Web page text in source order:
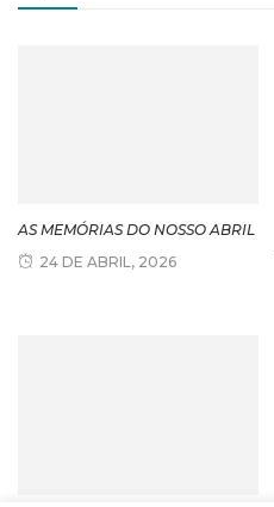
AS MEMÓRIAS DO NOSSO ABRIL
24 DE ABRIL, 2026